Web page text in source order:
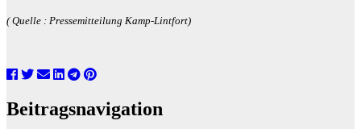
( Quelle : Pressemitteilung Kamp-Lintfort)
Beitragsnavigation